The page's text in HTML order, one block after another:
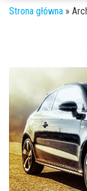
Strona główna »